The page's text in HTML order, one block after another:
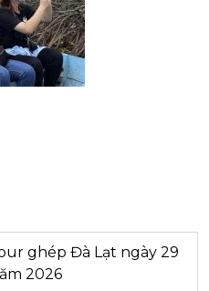
ghép Đà Lạt ngày 29
2026